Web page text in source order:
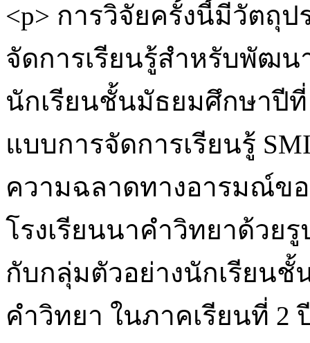
<p> การวิจัยครั้งนี้มีวัตถุป
จัดการเรียนรู้สำหรับพัฒ
นักเรียนชั้นมัธยมศึกษาปีที่
แบบการจัดการเรียนรู้
ความฉลาดทางอารมณ์ข
โรงเรียนนาคำวิทยาด้วย
กับกลุ่มตัวอย่างนักเรียนชั้
คำวิทยา ในภาคเรียนที่ 2